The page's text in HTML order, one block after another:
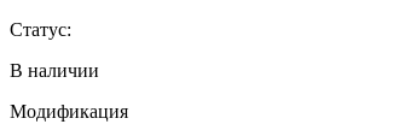
Статус:
В наличии
Модификация